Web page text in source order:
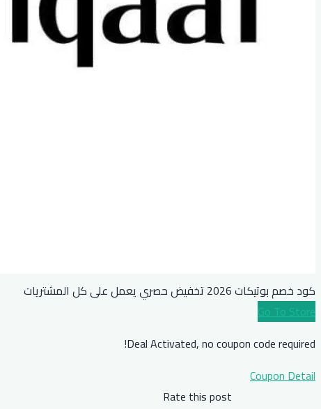
كود خصم بوتيكات 2026 تخفيض حصري يعمل على كل المشتريات
Go To Store
Deal Activated, no coupon code required!
Coupon Detail
Rate this post